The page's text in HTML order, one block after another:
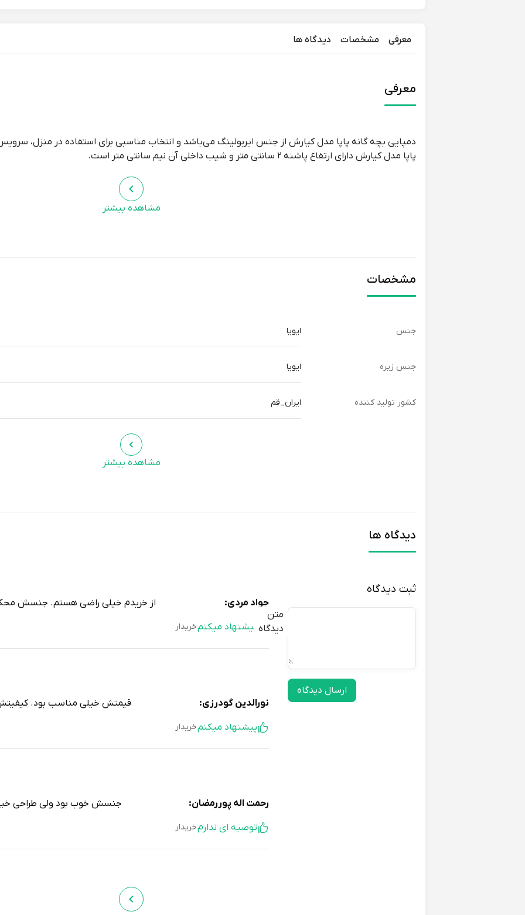
معرفی مشخصات دیدگاه ها
معرفی
دمپایی بچه گانه پاپا مدل کیارش از جنس ایربولینگ می‌باشد و انتخاب مناسبی برای استفاده در منزل،
پاپا مدل کیارش دارای ارتفاع پاشنه 2 سانتی متر و شیب داخلی آن نیم سانتی متر است.
مشاهده بیشتر
مشخصات
جنس ایویا
جنس زیره ایویا
کشور تولید کننده ایران_قم
مشاهده بیشتر
دیدگاه ها
ثبت دیدگاه
متن
دیدگاه
ارسال دیدگاه
جواد مردی: از خریدم خیلی راضی هستم. جنسش
پیشنهاد میکنمخریدار
نورالدین گودرزی: قیمتش خیلی مناسب بود.
پیشنهاد میکنمخریدار
رحمت اله پوررمضان: جنسش خوب بود ولی طراحی
توصیه ای ندارمخریدار
دمپایی معمولی بود. انتظار کیفیت